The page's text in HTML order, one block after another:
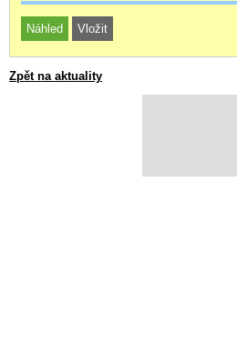
Zpět na aktuality